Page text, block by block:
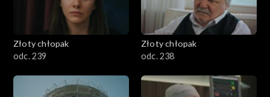
Złoty chłopak
odc. 239
Złoty chłopak
odc. 238